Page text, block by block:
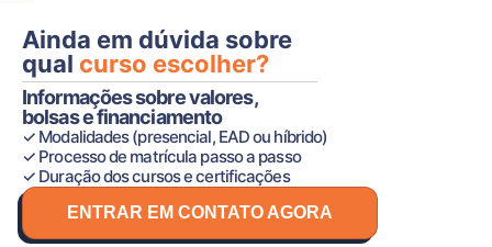
Ainda em dúvida sobre
qual curso escolher?
Informações sobre valores,
bolsas e financiamento
✓ Modalidades (presencial, EAD ou híbrido)
✓ Processo de matrícula passo a passo
✓ Duração dos cursos e certificações
ENTRAR EM CONTATO AGORA